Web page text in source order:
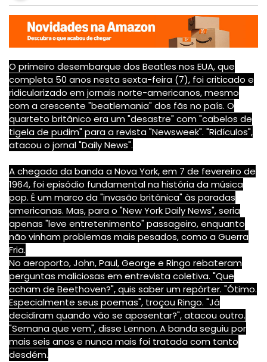
O primeiro desembarque dos Beatles nos EUA, que
completa 50 anos nesta sexta-feira (7), foi criticado e
ridicularizado em jornais norte-americanos, mesmo
com a crescente "beatlemania" dos fãs no país. O
quarteto britânico era um "desastre" com "cabelos de
tigela de pudim" para a revista "Newsweek". "Ridículos",
atacou o jornal "Daily News".
A chegada da banda a Nova York, em 7 de fevereiro de
1964, foi episódio fundamental na história da música
pop. É um marco da "invasão britânica" às paradas
americanas. Mas, para o "New York Daily News", seria
apenas "leve entretenimento" passageiro, enquanto
não vinham problemas mais pesados, como a Guerra
Fria.
No aeroporto, John, Paul, George e Ringo rebateram
perguntas maliciosas em entrevista coletiva. "Que
acham de Beethoven?", quis saber um repórter. "Ótimo.
Especialmente seus poemas", troçou Ringo. "Já
decidiram quando vão se aposentar?", atacou outro.
"Semana que vem", disse Lennon. A banda seguiu por
mais seis anos e nunca mais foi tratada com tanto
desdém.